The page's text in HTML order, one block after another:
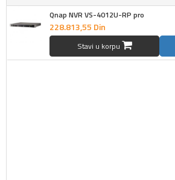
Qnap NVR VS-4012U-RP pro
228.813,55 Din
Stavi u korpu